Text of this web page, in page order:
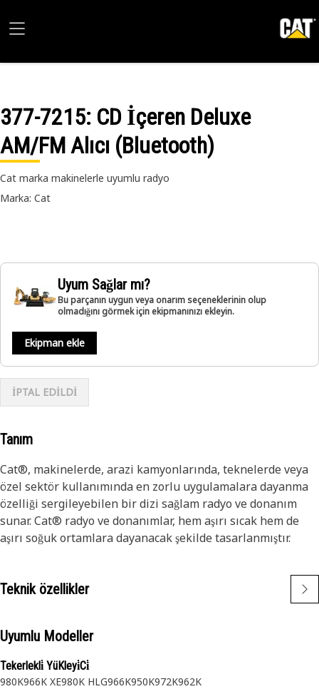
377-7215: CD İçeren Deluxe
AM/FM Alıcı (Bluetooth)
Cat marka makinelerle uyumlu radyo
Marka: Cat
Uyum Sağlar mı?
Bu parçanın uygun veya onarım seçeneklerinin olup
olmadığını görmek için ekipmanınızı ekleyin.
Ekipman ekle
İPTAL EDİLDİ
Tanım
Cat®, makinelerde, arazi kamyonlarında, teknelerde veya
özel sektör kullanımında en zorlu uygulamalara dayanma
özelliği sergileyebilen bir dizi sağlam radyo ve donanım
sunar. Cat® radyo ve donanımlar, hem aşırı sıcak hem de
aşırı soğuk ortamlara dayanacak şekilde tasarlanmıştır.
Teknik özellikler
Uyumlu Modeller
Tekerlekli̇ YüKleyi̇Ci̇
980K966K XE980K HLG966K950K972K962K